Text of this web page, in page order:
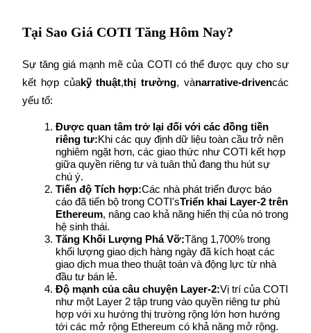
Dịch vụ vay được hỗ trợ bằng tiền điện tử
Đầu tư cố định và quản lý tài chính
Tận hưởng việc quản lý tài chính hiện tại và thu nhập lâu dài
Tại Sao Giá COTI Tăng Hôm Nay?
Sự tăng giá mạnh mẽ của COTI có thể được quy cho sự
kết hợp củakỹ thuật,thị trường, vànarrative-drivencác
yếu tố:
Được quan tâm trở lại đối với các đồng tiền
riêng tư:Khi các quy định dữ liệu toàn cầu trở nên
nghiêm ngặt hơn, các giao thức như COTI kết hợp
giữa quyền riêng tư và tuân thủ đang thu hút sự
chú ý.
Tiến độ Tích hợp:Các nhà phát triển được báo
cáo đã tiến bộ trong COTI'sTriển khai Layer-2 trên
Ethereum, nâng cao khả năng hiển thị của nó trong
hệ sinh thái.
Tăng Khối Lượng Phá Vỡ:Tăng 1,700% trong
khối lượng giao dịch hàng ngày đã kích hoạt các
giao dịch mua theo thuật toán và động lực từ nhà
đầu tư bán lẻ.
Độ mạnh của câu chuyện Layer-2:Vị trí của COTI
như một Layer 2 tập trung vào quyền riêng tư phù
hợp với xu hướng thị trường rộng lớn hơn hướng
tới các mở rộng Ethereum có khả năng mở rộng.